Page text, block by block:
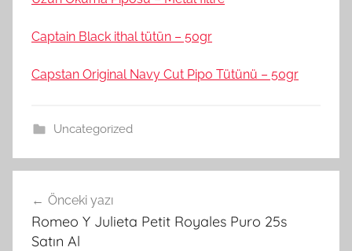
Captain Black ithal tütün – 50gr
Capstan Original Navy Cut Pipo Tütünü – 50gr
Uncategorized
gezinmesi
Önceki yazı
Romeo Y Julieta Petit Royales Puro 25s
Satın Al